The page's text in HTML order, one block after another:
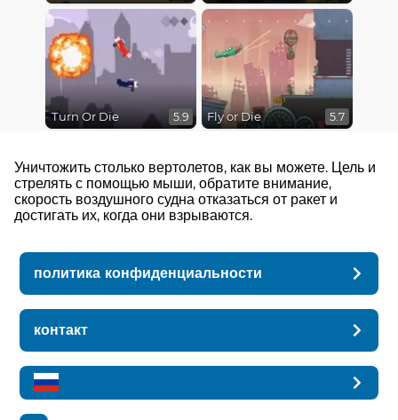
Turn Or Die 5.9 Fly or Die 5.7
Уничтожить столько вертолетов, как вы можете. Цель и
стрелять с помощью мыши, обратите внимание,
скорость воздушного судна отказаться от ракет и
достигать их, когда они взрываются.
политика конфиденциальности
контакт